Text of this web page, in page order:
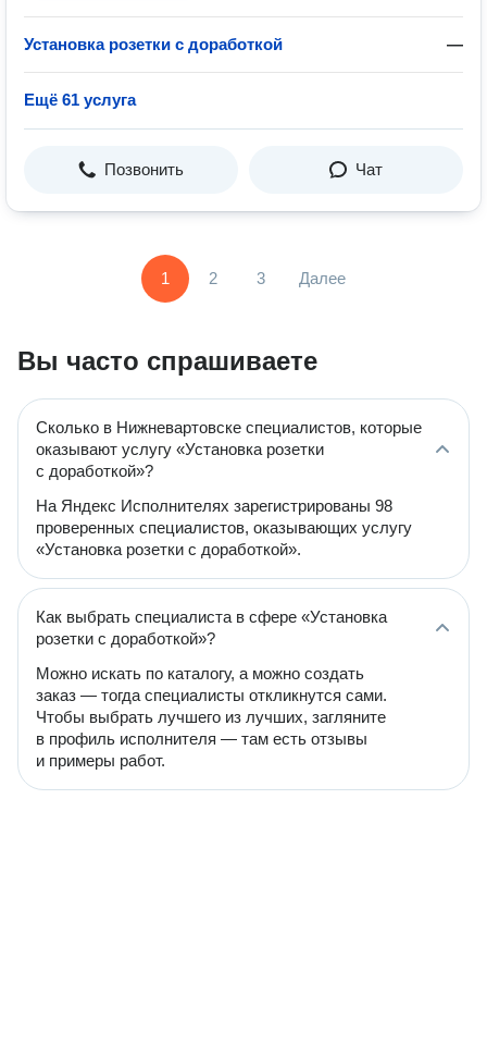
Установка розетки с доработкой —
Ещё 61 услуга
Позвонить Чат
1 2 3 Далее
Вы часто спрашиваете
Сколько в Нижневартовске специалистов, которые
оказывают услугу «Установка розетки
с доработкой»?
На Яндекс Исполнителях зарегистрированы 98
проверенных специалистов, оказывающих услугу
«Установка розетки с доработкой».
Как выбрать специалиста в сфере «Установка
розетки с доработкой»?
Можно искать по каталогу, а можно создать
заказ — тогда специалисты откликнутся сами.
Чтобы выбрать лучшего из лучших, загляните
в профиль исполнителя — там есть отзывы
и примеры работ.